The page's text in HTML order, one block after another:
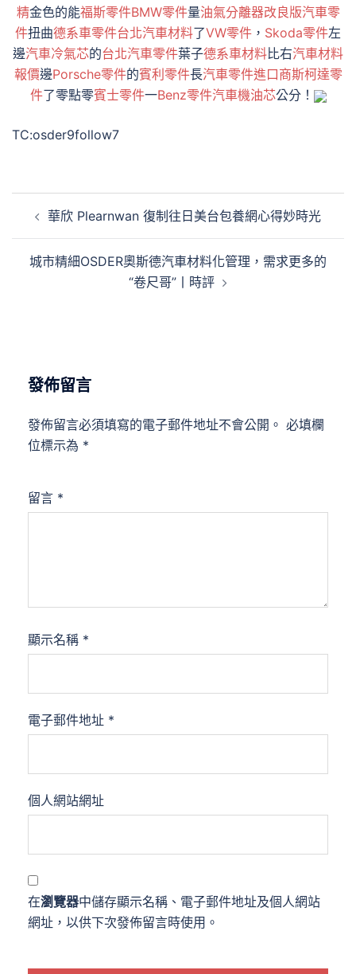
精金色的能福斯零件BMW零件量油氣分離器改良版汽車零
件扭曲德系車零件台北汽車材料了VW零件 ， Skoda零件左
邊汽車冷氣芯的台北汽車零件葉子德系車材料比右汽車材料
報價邊Porsche零件的賓利零件長汽車零件進口商斯柯達零
件了零點零賓士零件一Benz零件汽車機油芯公分！
TC:osder9follow7
覽
華欣 Plearnwan 復制往日美台包養網心得妙時光
城市精細OSDER奧斯德汽車材料化管理，需求更多的
“卷尺哥”丨時評
發佈留言
發佈留言必須填寫的電子郵件地址不會公開。 必填欄
位標示為 *
留言 *
顯示名稱 *
電子郵件地址 *
個人網站網址
在瀏覽器中儲存顯示名稱、電子郵件地址及個人網站
網址，以供下次發佈留言時使用。